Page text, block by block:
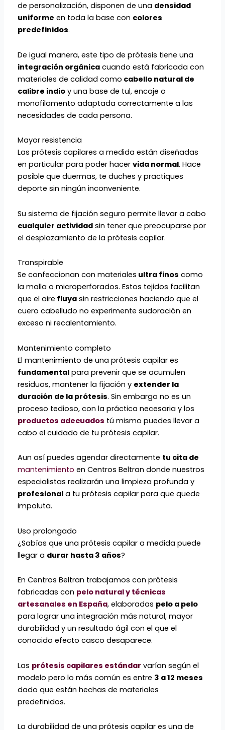
de personalización, disponen de una densidad
uniforme en toda la base con colores
predefinidos.
De igual manera, este tipo de prótesis tiene una
integración orgánica cuando está fabricada con
materiales de calidad como cabello natural de
calibre indio y una base de tul, encaje o
monofilamento adaptada correctamente a las
necesidades de cada persona.
Mayor resistencia
Las prótesis capilares a medida están diseñadas
en particular para poder hacervida normal. Hace
posible que duermas, te duches y practiques
deporte sin ningún inconveniente.
Su sistema de fijación seguro permite llevar a cabo
cualquier actividad sin tener que preocuparse por
el desplazamiento de la prótesis capilar.
Transpirable
Se confeccionan con materiales ultra finos como
la malla o microperforados. Estos tejidos facilitan
que el aire fluya sin restricciones haciendo que el
cuero cabelludo no experimente sudoración en
exceso ni recalentamiento.
Mantenimiento completo
El mantenimiento de una prótesis capilar es
fundamental para prevenir que se acumulen
residuos, mantener la fijación y extender la
duración de la prótesis. Sin embargo no es un
proceso tedioso, con la práctica necesaria y los
productos adecuados tú mismo puedes llevar a
cabo el cuidado de tu prótesis capilar.
Aun así puedes agendar directamente tu cita de
mantenimiento en Centros Beltran donde nuestros
especialistas realizarán una limpieza profunda y
profesional a tu prótesis capilar para que quede
impoluta.
Uso prolongado
¿Sabías que una prótesis capilar a medida puede
llegar a durar hasta 3 años?
En Centros Beltran trabajamos con prótesis
fabricadas con pelo natural y técnicas
artesanales en España, elaboradas pelo a pelo
para lograr una integración más natural, mayor
durabilidad y un resultado ágil con el que el
conocido efecto casco desaparece.
Las prótesis capilares estándar varían según el
modelo pero lo más común es entre 3 a 12 meses
dado que están hechas de materiales
predefinidos.
La durabilidad de una prótesis capilar es una de